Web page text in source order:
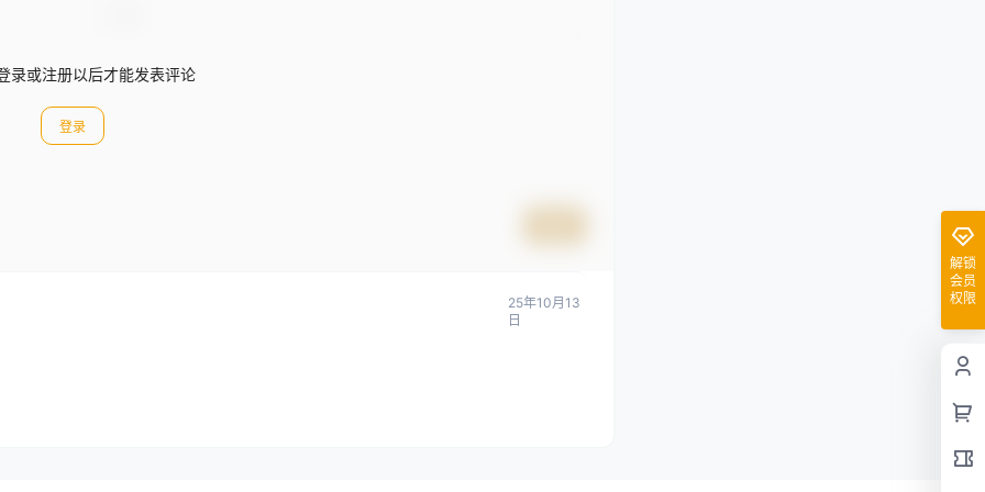
录或注册以后才能发表评论
登录
25年10月13
日
解锁
会员
权限